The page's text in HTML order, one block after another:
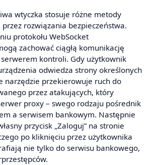
wtyczka stosuje różne metody
rozwiązania bezpieczeństwa.
protokołu WebSocket
zachować ciągłą komunikację
kontroli. Gdy użytkownik
odwiedza strony określonych
narzędzie przekierowuje ruch do
przez atakujących, który
proxy – swego rodzaju pośrednik
a serwisem bankowym. Następnie
przycisk „Zaloguj” na stronie
po kliknięciu przez użytkownika
nie tylko do serwisu bankowego,